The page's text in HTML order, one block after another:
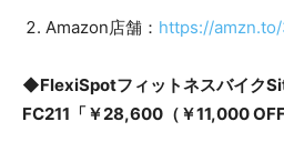
Amazon店舗： https://
◆FlexiSpotフィットネスバイク
FC211「￥28,600（￥11,000 OFF